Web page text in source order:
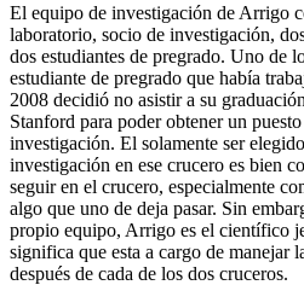
El equipo de investigación de Arrigo
laboratorio, socio de investigación,
dos estudiantes de pregrado. Uno de
estudiante de pregrado que había
2008 decidió no asistir a su
Stanford para poder obtener un
investigación. El solamente ser
investigación en ese crucero es bien
seguir en el crucero, especialmente
algo que uno de deja pasar. Sin
propio equipo, Arrigo es el científico
significa que esta a cargo de manejar
después de cada de los dos cruceros.